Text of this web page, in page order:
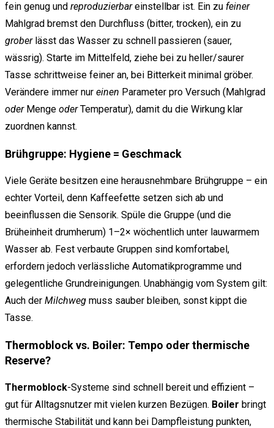
fein genug und reproduzierbareinstellbar ist. Ein zu feiner
Mahlgrad bremst den Durchfluss (bitter, trocken), ein zu
groberlässt das Wasser zu schnell passieren (sauer,
wässrig). Starte im Mittelfeld, ziehe bei zu heller/saurer
Tasse schrittweise feiner an, bei Bitterkeit minimal gröber.
Verändere immer nur einen Parameter pro Versuch (Mahlgrad
oderMenge oderTemperatur), damit du die Wirkung klar
zuordnen kannst.
Brühgruppe: Hygiene = Geschmack
Viele Geräte besitzen eine herausnehmbare Brühgruppe – ein
echter Vorteil, denn Kaffeefette setzen sich ab und
beeinflussen die Sensorik. Spüle die Gruppe (und die
Brüheinheit drumherum) 1–2× wöchentlich unter lauwarmem
Wasser ab. Fest verbaute Gruppen sind komfortabel,
erfordern jedoch verlässliche Automatikprogramme und
gelegentliche Grundreinigungen. Unabhängig vom System gilt:
Auch der Milchweg muss sauber bleiben, sonst kippt die
Tasse.
Thermoblock vs. Boiler: Tempo oder thermische
Reserve?
Thermoblock-Systeme sind schnell bereit und effizient –
gut für Alltagsnutzer mit vielen kurzen Bezügen. Boiler bringt
thermische Stabilität und kann bei Dampfleistung punkten,